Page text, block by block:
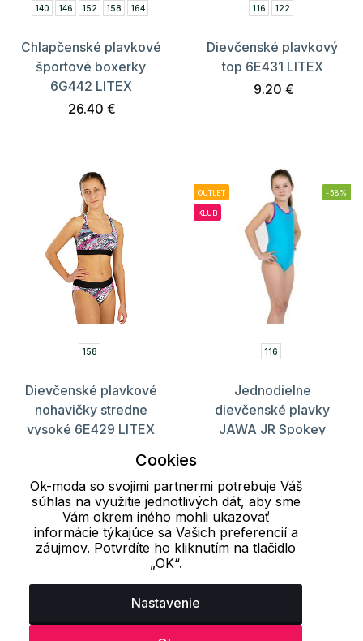
140 146 152 158 164
Chlapčenské plavkové
športové boxerky
6G442 LITEX
26.40 €
116 122
Dievčenské plavkový
top 6E431 LITEX
9.20 €
158
Dievčenské plavkové
nohavičky stredne
vysoké 6E429 LITEX
OUTLET
KLUB
-58%
116
Jednodielne
dievčenské plavky
JAWA JR Spokey
S registráciou 5.13 €
Načítať ďalších 24 položiek
1 2
Cookies
Ok-moda so svojimi partnermi potrebuje Váš
súhlas na využitie jednotlivých dát, aby sme
Vám okrem iného mohli ukazovať
informácie týkajúce sa Vašich preferencií a
záujmov. Potvrdíte ho kliknutím na tlačidlo
„OK“.
Nastavenie